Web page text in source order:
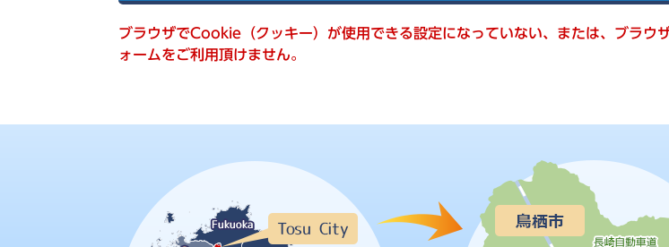
索
ブラウザでCookie（クッキー）が使用できる設定になっていない、または、ブラ
ォームをご利用頂けません。